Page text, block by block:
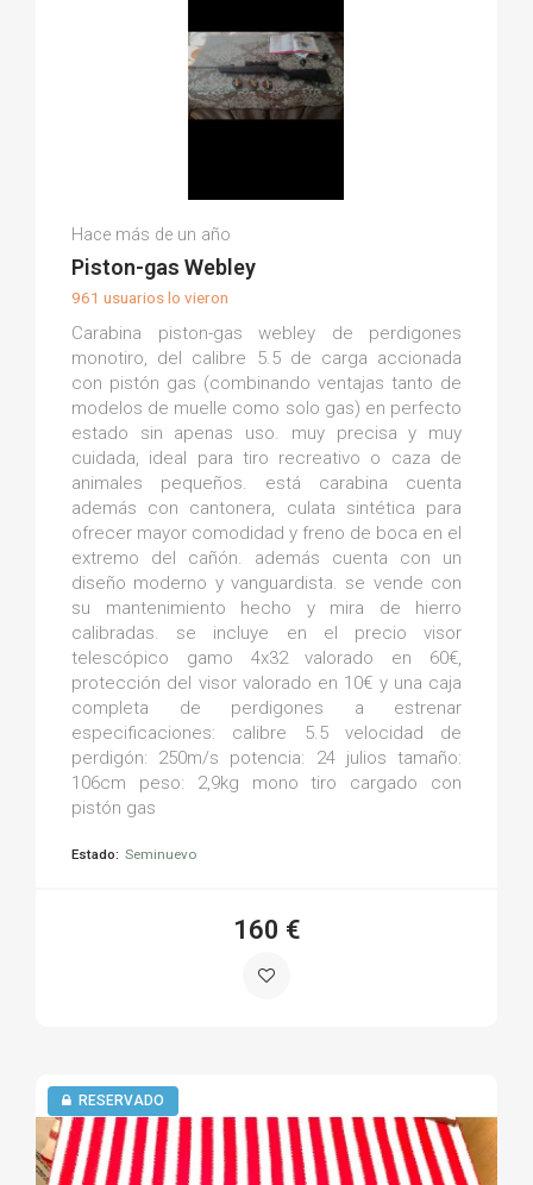
Jesus P.
(0)
Hace más de un año
Piston-gas Webley
961 usuarios lo vieron
Carabina piston-gas webley de perdigones
monotiro, del calibre 5.5 de carga accionada
con pistón gas (combinando ventajas tanto de
modelos de muelle como solo gas) en perfecto
estado sin apenas uso. muy precisa y muy
cuidada, ideal para tiro recreativo o caza de
animales pequeños. está carabina cuenta
además con cantonera, culata sintética para
ofrecer mayor comodidad y freno de boca en el
extremo del cañón. además cuenta con un
diseño moderno y vanguardista. se vende con
su mantenimiento hecho y mira de hierro
calibradas. se incluye en el precio visor
telescópico gamo 4x32 valorado en 60€,
protección del visor valorado en 10€ y una caja
completa de perdigones a estrenar
especificaciones: calibre 5.5 velocidad de
perdigón: 250m/s potencia: 24 julios tamaño:
106cm peso: 2,9kg mono tiro cargado con
pistón gas
Estado: Seminuevo
160 €
RESERVADO